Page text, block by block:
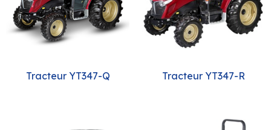
Tracteur YT347-Q Tracteur YT347-R